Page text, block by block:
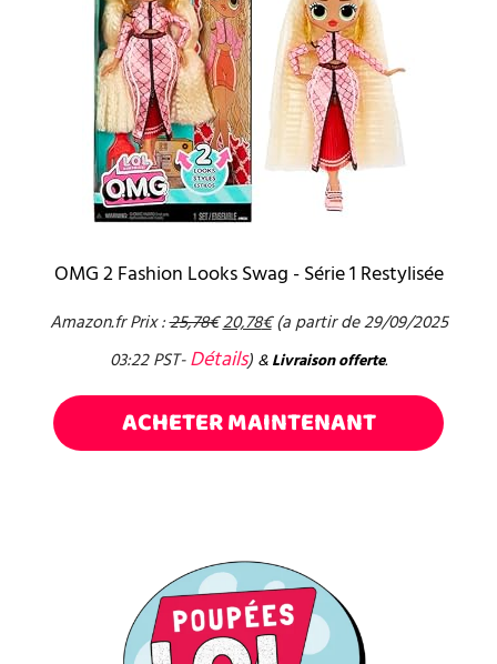
OMG 2 Fashion Looks Swag - Série 1 Restylisée
Amazon.fr Prix :25,78€20,78€(a partir de 29/09/2025
03:22 PST-Détails) & Livraison offerte.
ACHETER MAINTENANT